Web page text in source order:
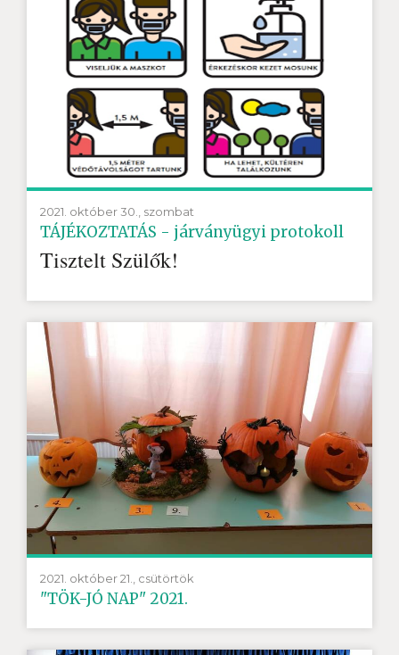
2021. október 30., szombat
TÁJÉKOZTATÁS - járványügyi protokoll
Tisztelt Szülők!
2021. október 21., csütörtök
"TÖK-JÓ NAP" 2021.